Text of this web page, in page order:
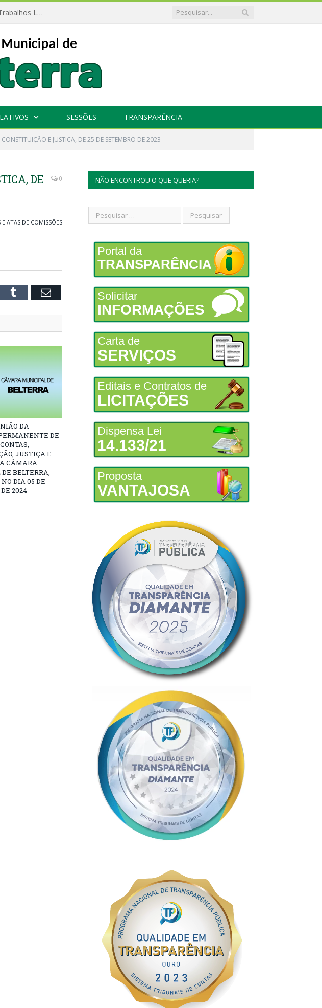
Câmara de Vereadores de Belterra Retorna Com Seus Trabalhos Legislativos
SESSÕES TRANSPARÊNCIA
E JUSTICA, DE 25 DE SETEMBRO DE 2023
DE
0
E ATAS DE COMISSÕES
Tumblr Email
DA
DE
JUSTIÇA E
CÂMARA
BELTERRA,
DIA 05 DE
2024
NÃO ENCONTROU O QUE QUERIA?
Portal da
TRANSPARÊNCIA
Solicitar
INFORMAÇÕES
Carta de
SERVIÇOS
Editais e Contratos de
LICITAÇÕES
Dispensa Lei
14.133/21
Proposta
VANTAJOSA